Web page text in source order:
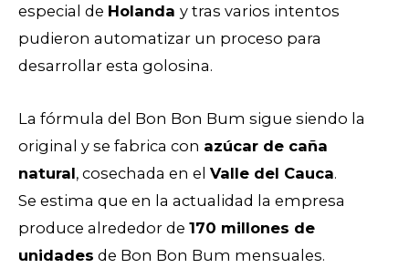
especial de Holanda y tras varios intentos
pudieron automatizar un proceso para
desarrollar esta golosina.
La fórmula del Bon Bon Bum sigue siendo la
original y se fabrica con azúcar de caña
natural, cosechada en el Valle del Cauca.
Se estima que en la actualidad la empresa
produce alrededor de 170 millones de
unidades de Bon Bon Bum mensuales.